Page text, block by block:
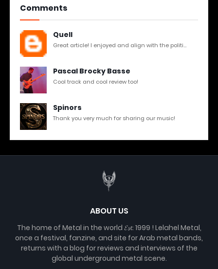
Comments
Quell
Great article! I enjoyed and align with the politi...
Pascal Brocky Basse
Cool track and cool review too!
Spinors
Thank you very much for sharing our music!
ABOUT US
The home of Metal in the world 𝓔𝓼𝓽. 1999 ! Lelahel Metal,
once a festival, fanzine, and site for Arab metal bands,
returns with a blog for reviews and interviews of the
global underground metal scene.